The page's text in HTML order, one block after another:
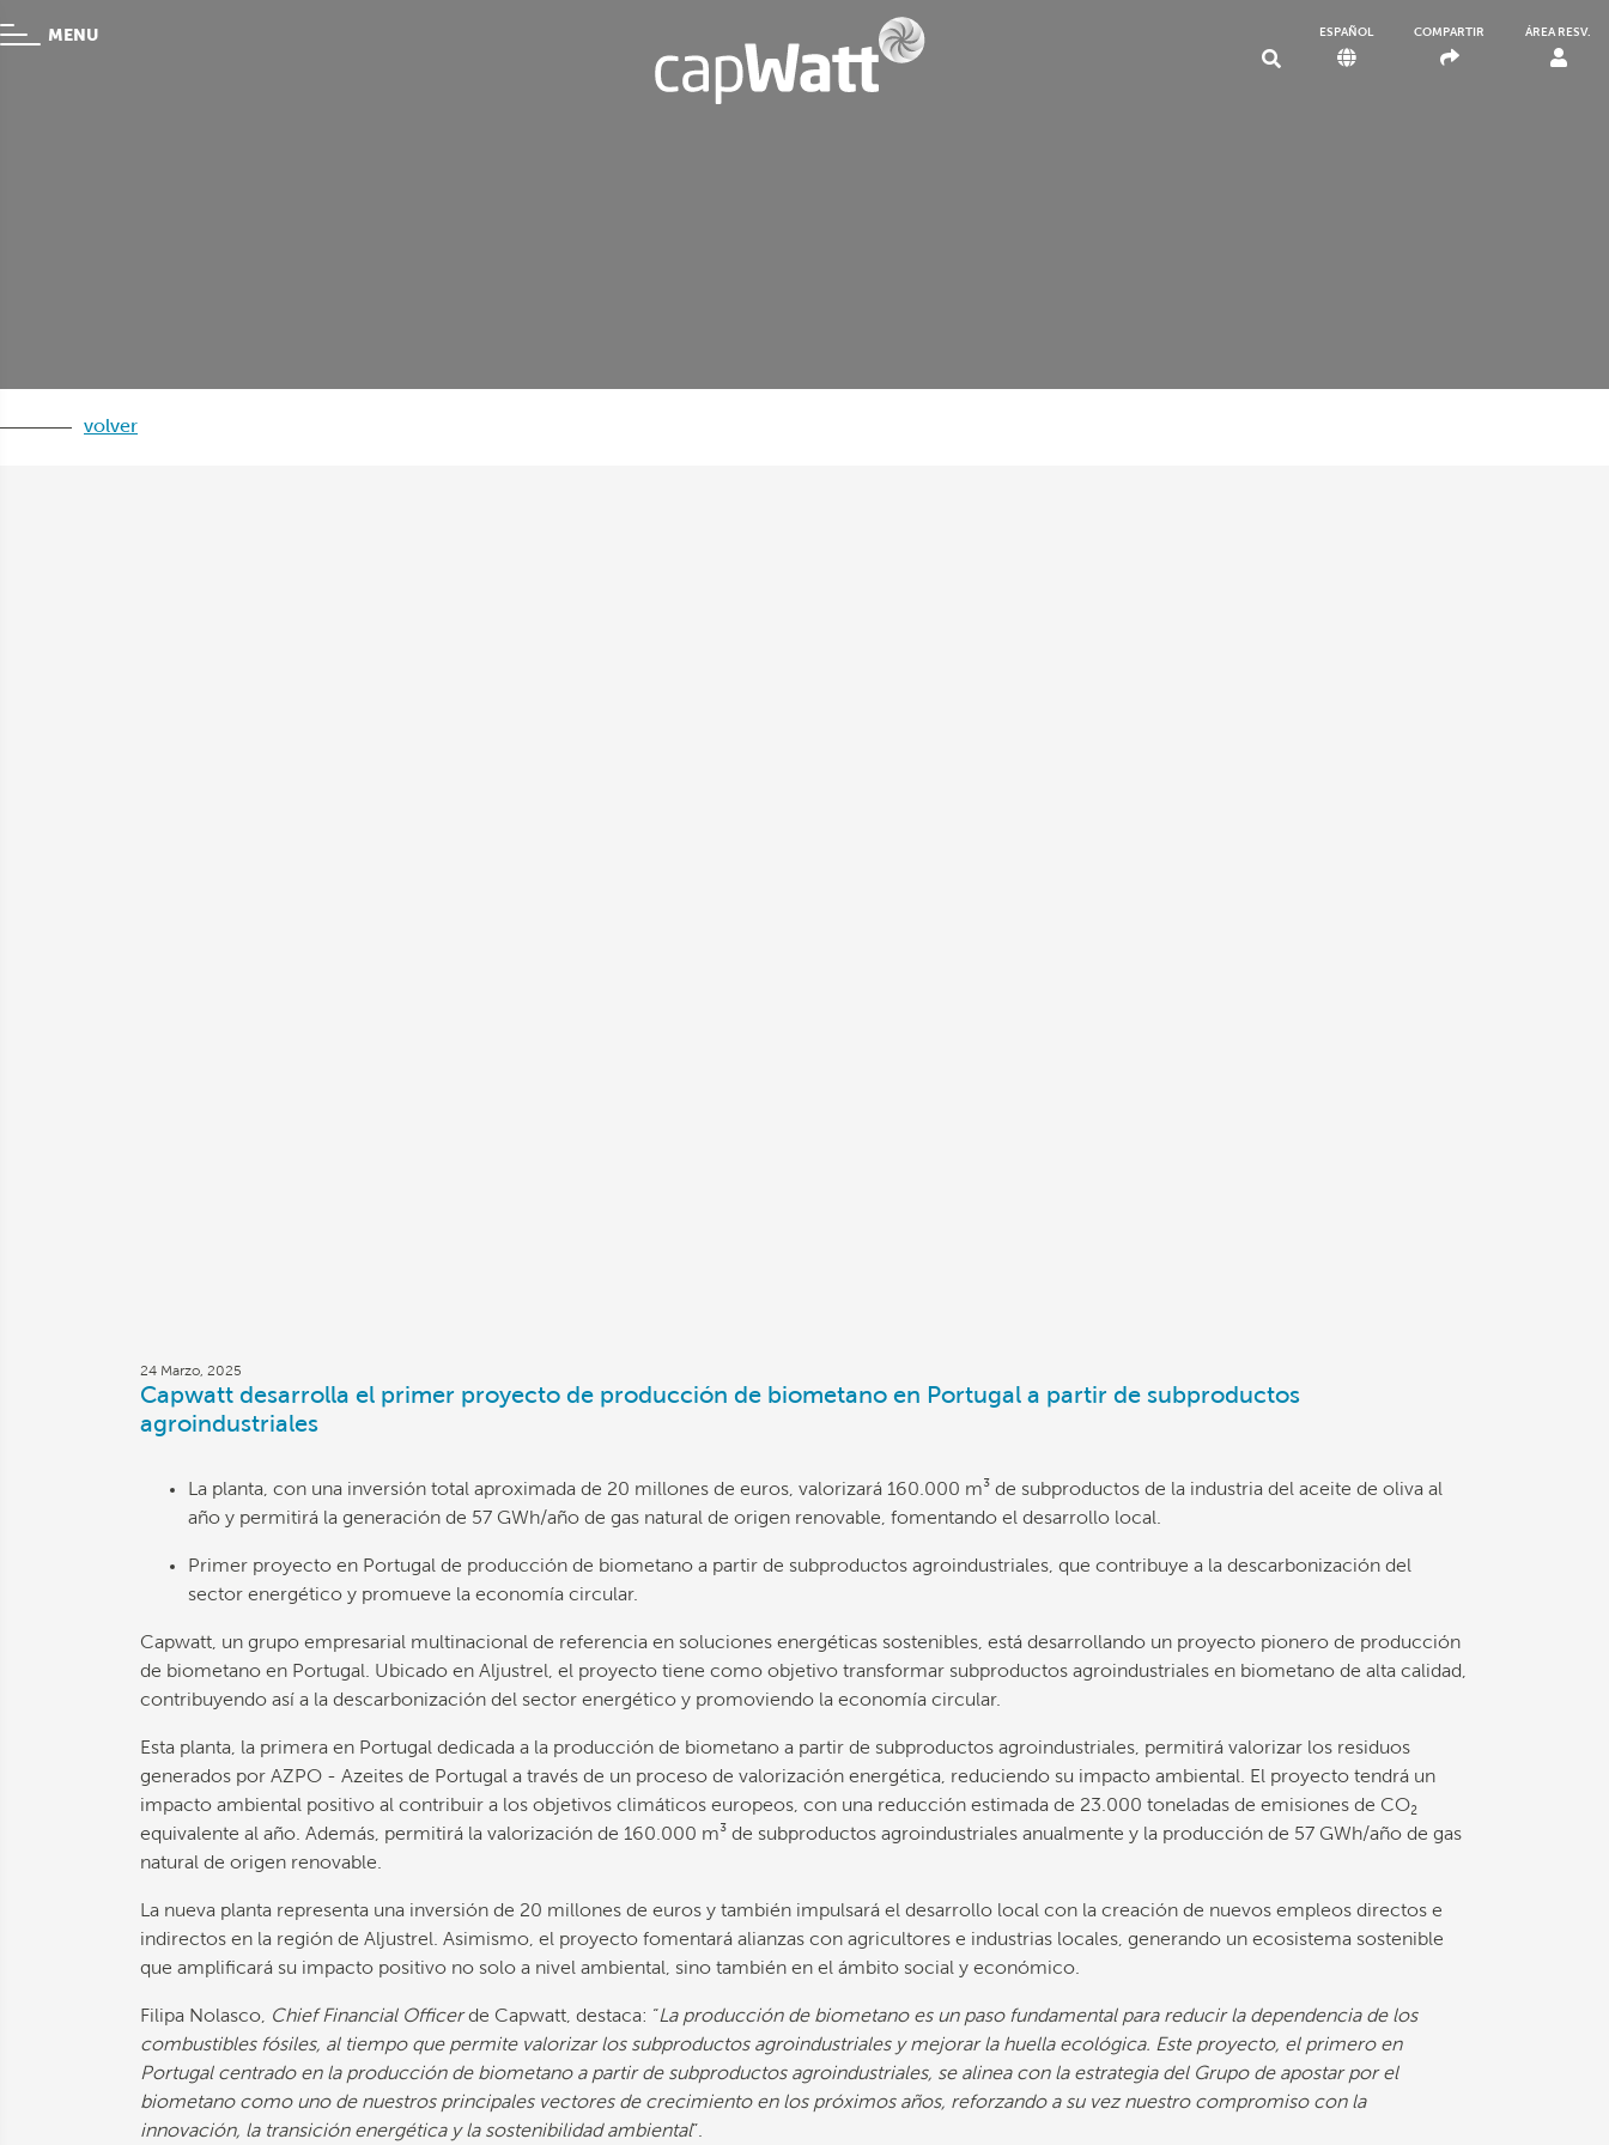
MENU ESPAÑOL COMPARTIR ÁREA RESV.
volver
24 Marzo, 2025
Capwatt desarrolla el primer proyecto de producción de biometano en Portugal a partir de subproductos
agroindustriales
La planta, con una inversión total aproximada de 20 millones de euros, valorizará 160.000 m³ de subproductos de la industria del aceite de oliva al
año y permitirá la generación de 57 GWh/año de gas natural de origen renovable, fomentando el desarrollo local.
Primer proyecto en Portugal de producción de biometano a partir de subproductos agroindustriales, que contribuye a la descarbonización del
sector energético y promueve la economía circular.
Capwatt, un grupo empresarial multinacional de referencia en soluciones energéticas sostenibles, está desarrollando un proyecto pionero de producción
de biometano en Portugal. Ubicado en Aljustrel, el proyecto tiene como objetivo transformar subproductos agroindustriales en biometano de alta calidad,
contribuyendo así a la descarbonización del sector energético y promoviendo la economía circular.
Esta planta, la primera en Portugal dedicada a la producción de biometano a partir de subproductos agroindustriales, permitirá valorizar los residuos
generados por AZPO - Azeites de Portugal a través de un proceso de valorización energética, reduciendo su impacto ambiental. El proyecto tendrá un
impacto ambiental positivo al contribuir a los objetivos climáticos europeos, con una reducción estimada de 23.000 toneladas de emisiones de CO₂
equivalente al año. Además, permitirá la valorización de 160.000 m³ de subproductos agroindustriales anualmente y la producción de 57 GWh/año de gas
natural de origen renovable.
La nueva planta representa una inversión de 20 millones de euros y también impulsará el desarrollo local con la creación de nuevos empleos directos e
indirectos en la región de Aljustrel. Asimismo, el proyecto fomentará alianzas con agricultores e industrias locales, generando un ecosistema sostenible
que amplificará su impacto positivo no solo a nivel ambiental, sino también en el ámbito social y económico.
Filipa Nolasco, Chief Financial Officerde Capwatt, destaca: “La producción de biometano es un paso fundamental para reducir la dependencia de los
combustibles fósiles, al tiempo que permite valorizar los subproductos agroindustriales y mejorar la huella ecológica. Este proyecto, el primero en
Portugal centrado en la producción de biometano a partir de subproductos agroindustriales, se alinea con la estrategia del Grupo de apostar por el
biometano como uno de nuestros principales vectores de crecimiento en los próximos años, reforzando a su vez nuestro compromiso con la
innovación, la transición energética y la sostenibilidad ambiental”.